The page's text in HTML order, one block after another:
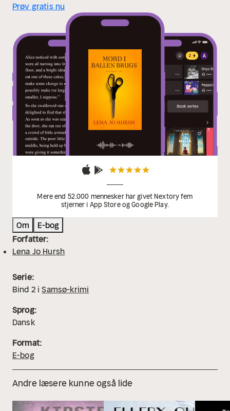
Prøv gratis nu
Mere end 52.000 mennesker har givet Nextory fem
stjerner i App Store og Google Play.
Om
E-bog
Forfatter:
Lena Jo Hursh
Serie:
Bind 2iSamsø-krimi
Sprog:
Dansk
Format:
E-bog
Andre læsere kunne også lide